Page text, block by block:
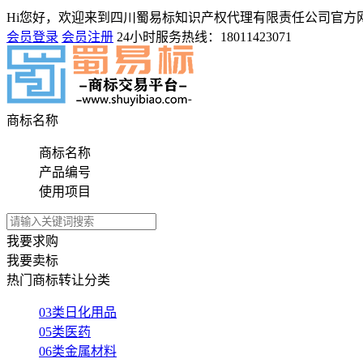
Hi您好，欢迎来到四川蜀易标知识产权代理有限责任公司官方
会员登录 会员注册 24小时服务热线： 18011423071
商标名称
商标名称
产品编号
使用项目
我要求购
我要卖标
热门商标转让分类
03类日化用品
05类医药
06类金属材料